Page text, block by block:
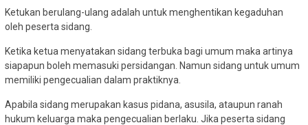
Ketukan berulang-ulang adalah untuk menghentikan kegaduhan
oleh peserta sidang.
Ketika ketua menyatakan sidang terbuka bagi umum maka artinya
siapapun boleh memasuki persidangan. Namun sidang untuk umum
memiliki pengecualian dalam praktiknya.
Apabila sidang merupakan kasus pidana, asusila, ataupun ranah
hukum keluarga maka pengecualian berlaku. Jika peserta sidang